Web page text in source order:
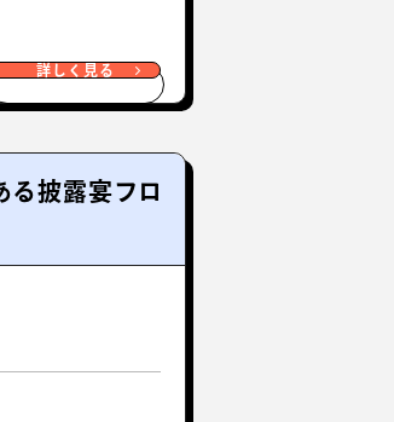
詳しく見る
る披露宴フロ